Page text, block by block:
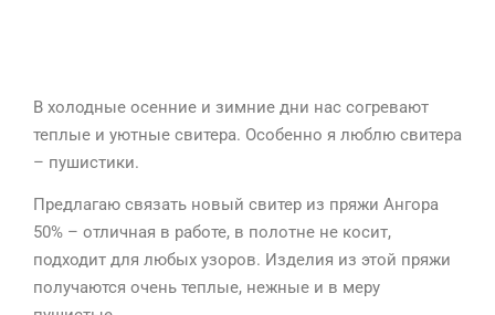
В холодные осенние и зимние дни нас согревают
теплые и уютные свитера. Особенно я люблю свитера
– пушистики.
Предлагаю связать новый свитер из пряжи Ангора
50% – отличная в работе, в полотне не косит,
подходит для любых узоров. Изделия из этой пряжи
получаются очень теплые, нежные и в меру